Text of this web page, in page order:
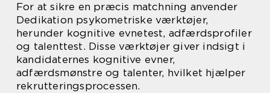
For at sikre en præcis matchning anvender
Dedikation psykometriske værktøjer,
herunder kognitive evnetest, adfærdsprofiler
og talenttest. Disse værktøjer giver indsigt i
kandidaternes kognitive evner,
adfærdsmønstre og talenter, hvilket hjælper
rekrutteringsprocessen.